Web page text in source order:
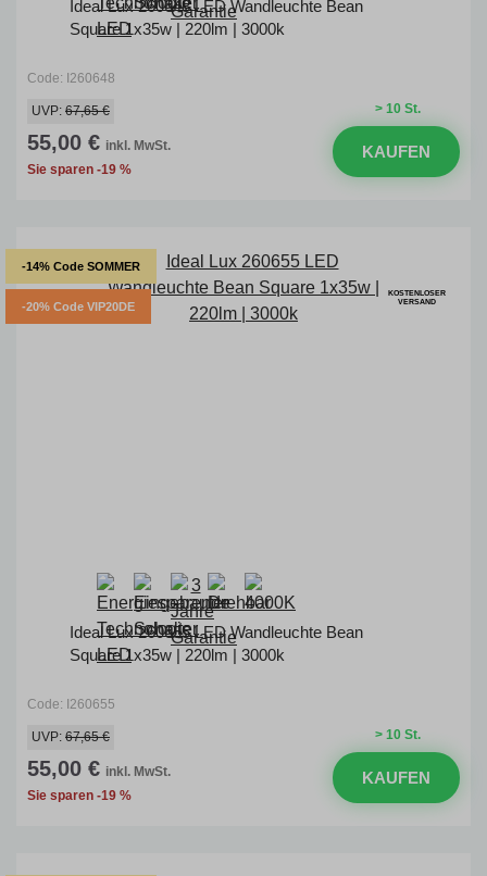
Ideal Lux 260648 LED Wandleuchte Bean
Square 1x35w | 220lm | 3000k
Code: I260648
> 10 St.
UVP: 67,65 €
55,00 € inkl. MwSt.
Sie sparen -19 %
KAUFEN
-14% Code SOMMER
-20% Code VIP20DE
KOSTENLOSER
VERSAND
Ideal Lux 260655 LED Wandleuchte Bean
Square 1x35w | 220lm | 3000k
Code: I260655
> 10 St.
UVP: 67,65 €
55,00 € inkl. MwSt.
Sie sparen -19 %
KAUFEN